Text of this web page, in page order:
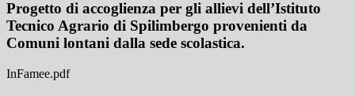
Progetto di accoglienza per gli allievi dell’Istituto
Tecnico Agrario di Spilimbergo provenienti da
Comuni lontani dalla sede scolastica.
InFamee.pdf